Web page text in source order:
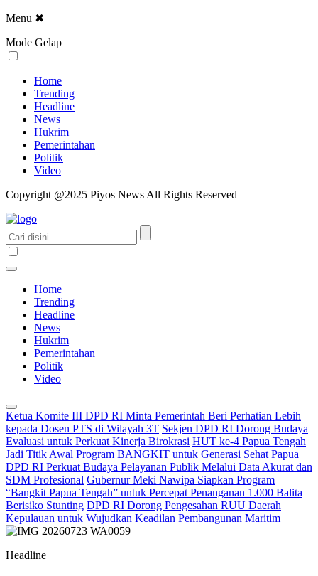
Menu ✖
Mode Gelap
Home
Trending
Headline
News
Hukrim
Pemerintahan
Politik
Video
Copyright @2025 Piyos News All Rights Reserved
Home
Trending
Headline
News
Hukrim
Pemerintahan
Politik
Video
Ketua Komite III DPD RI Minta Pemerintah Beri Perhatian Lebih
kepada Dosen PTS di Wilayah 3T Sekjen DPD RI Dorong Budaya
Evaluasi untuk Perkuat Kinerja Birokrasi HUT ke-4 Papua Tengah
Jadi Titik Awal Program BANGKIT untuk Generasi Sehat Papua
DPD RI Perkuat Budaya Pelayanan Publik Melalui Data Akurat dan
SDM Profesional Gubernur Meki Nawipa Siapkan Program
“Bangkit Papua Tengah” untuk Percepat Penanganan 1.000 Balita
Berisiko Stunting DPD RI Dorong Pengesahan RUU Daerah
Kepulauan untuk Wujudkan Keadilan Pembangunan Maritim
Headline